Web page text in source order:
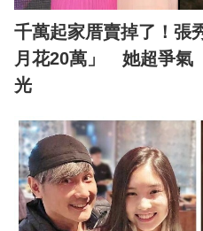
千萬起家厝賣掉了！張
月花20萬」 她超爭氣
光